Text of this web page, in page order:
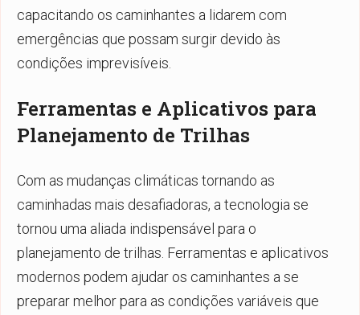
capacitando os caminhantes a lidarem com
emergências que possam surgir devido às
condições imprevisíveis.
Ferramentas e Aplicativos para
Planejamento de Trilhas
Com as mudanças climáticas tornando as
caminhadas mais desafiadoras, a tecnologia se
tornou uma aliada indispensável para o
planejamento de trilhas. Ferramentas e aplicativos
modernos podem ajudar os caminhantes a se
preparar melhor para as condições variáveis que